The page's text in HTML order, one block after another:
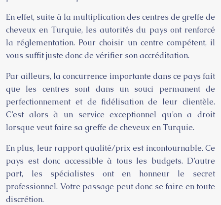
En effet, suite à la multiplication des centres de greffe de
cheveux en Turquie, les autorités du pays ont renforcé
la réglementation. Pour choisir un centre compétent, il
vous suffit juste donc de vérifier son accréditation.
Par ailleurs, la concurrence importante dans ce pays fait
que les centres sont dans un souci permanent de
perfectionnement et de fidélisation de leur clientèle.
C’est alors à un service exceptionnel qu’on a droit
lorsque veut faire sa greffe de cheveux en Turquie.
En plus, leur rapport qualité/prix est incontournable. Ce
pays est donc accessible à tous les budgets. D’autre
part, les spécialistes ont en honneur le secret
professionnel. Votre passage peut donc se faire en toute
discrétion.